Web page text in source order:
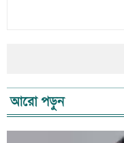
আরো পড়ুন